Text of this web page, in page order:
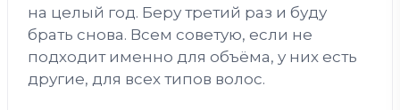
на целый год. Беру третий раз и буду
брать снова. Всем советую, если не
подходит именно для объёма, у них есть
другие, для всех типов волос.